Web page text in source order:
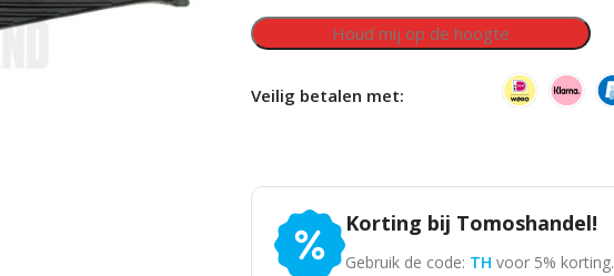
Veilig betalen met:
Korting bij Tomoshandel!
Gebruik de code: TH voor 5% korting.